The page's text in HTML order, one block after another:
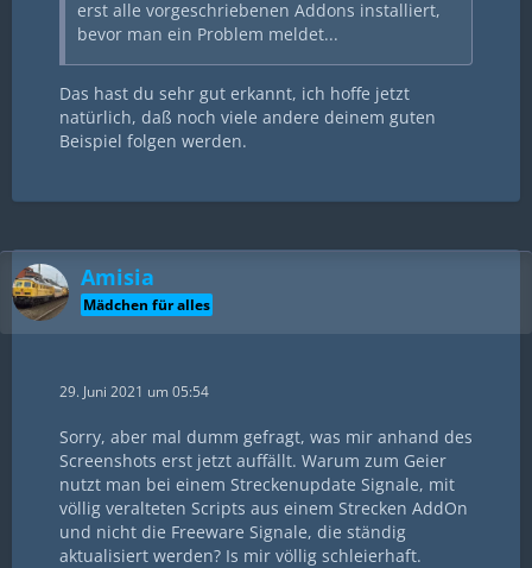
erst alle vorgeschriebenen Addons installiert,
bevor man ein Problem meldet...
Das hast du sehr gut erkannt, ich hoffe jetzt
natürlich, daß noch viele andere deinem guten
Beispiel folgen werden.
Amisia
Mädchen für alles
29. Juni 2021 um 05:54
Sorry, aber mal dumm gefragt, was mir anhand des
Screenshots erst jetzt auffällt. Warum zum Geier
nutzt man bei einem Streckenupdate Signale, mit
völlig veralteten Scripts aus einem Strecken AddOn
und nicht die Freeware Signale, die ständig
aktualisiert werden? Is mir völlig schleierhaft.